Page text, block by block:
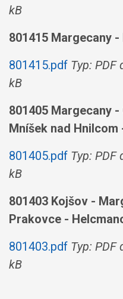
kB
801415 Margecany
801415.pdf Typ: PDF
kB
801405 Margecany
Mníšek nad
801405.pdf Typ: PDF
kB
801403 Kojšov -
Prakovce -
801403.pdf Typ: PDF
kB